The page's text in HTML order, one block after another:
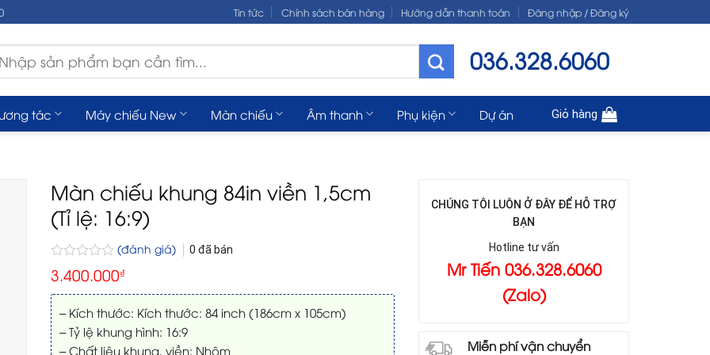
Tin tức Chính sách bán hàng Hướng dẫn thanh toán Đăng nhập / Đăng ký
036.328.6060
tác Máy chiếu New Màn chiếu Âm thanh Phụ kiện Dự án Giỏ hàng
Màn chiếu khung 84in viền 1,5cm
(Tỉ lệ: 16:9)
Được
xếp
hạng
0
5
sao
(đánh giá) 0 đã bán
3.400.000₫
– Kích thước: Kích thước: 84 inch (186cm x 105cm)
– Tỷ lệ khung hình: 16:9
– Chất liệu khung, viền: Nhôm
CHÚNG TÔI LUÔN Ở ĐÂY ĐỂ HỖ TRỢ
BẠN
Hotline tư vấn
Mr Tiến 036.328.6060
(Zalo)
Miễn phí vận chuyển